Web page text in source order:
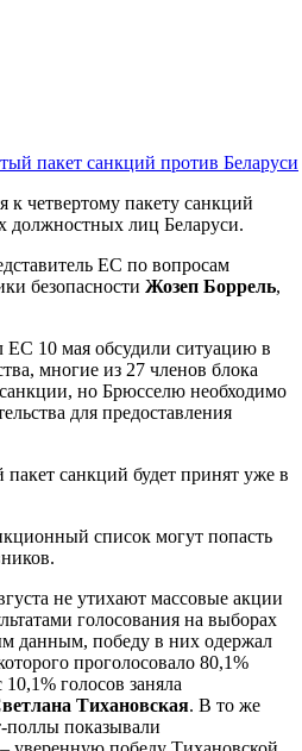
к четвертому пакету санкций
должностных лиц Беларуси.
ЕС по вопросам
безопасности Жозеп Боррель,
10 мая обсудили ситуацию в
многие из 27 членов блока
но Брюсселю необходимо
для предоставления
пакет санкций будет принят уже в
список могут попасть
не утихают массовые акции
голосования на выборах
данным, победу в них одержал
проголосовало 80,1%
голосов заняла
Тихановская. В то же
поллы показывали